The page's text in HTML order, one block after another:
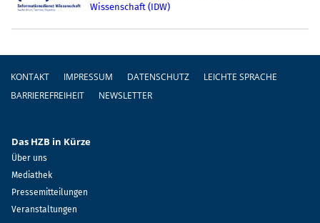
Wissenschaft (IDW)
Fußzeile
KONTAKT IMPRESSUM DATENSCHUTZ
LEICHTE SPRACHE
BARRIEREFREIHEIT
NEWSLETTER
Das HZB in Kürze
Über uns
Mediathek
Pressemitteilungen
Veranstaltungen